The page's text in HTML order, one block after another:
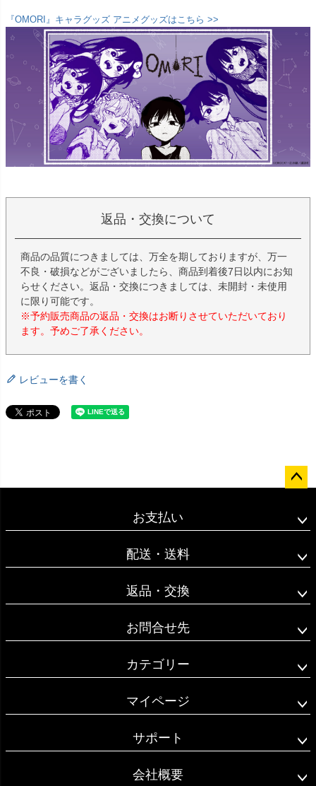
『OMORI』キャラグッズ アニメグッズはこちら >>
返品・交換について
商品の品質につきましては、万全を期しておりますが、万一
不良・破損などがございましたら、商品到着後7日以内にお知
らせください。返品・交換につきましては、未開封・未使用
に限り可能です。
※予約販売商品の返品・交換はお断りさせていただいており
ます。予めご了承ください。
レビューを書く
ップ
お支払い
配送・送料
返品・交換
お問合せ先
カテゴリー
マイページ
サポート
会社概要